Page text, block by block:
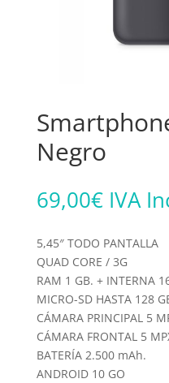
Negro
69,00€ IVA
5,45″ TODO PANTALLA
QUAD CORE / 3G
RAM 1 GB. + INTERNA
MICRO-SD HASTA 128
CÁMARA PRINCIPAL 5
CÁMARA FRONTAL 5
BATERÍA 2.500 mAh.
ANDROID 10 GO